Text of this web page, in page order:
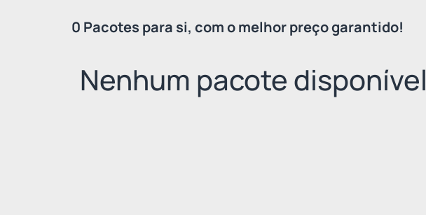
0 Pacotes para si, com o melhor preço garantido!
Nenhum pacote disponível